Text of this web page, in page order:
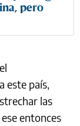
pero
este país,
las
entonces